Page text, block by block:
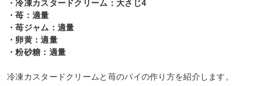
・冷凍カスタードクリーム：大さじ4
・苺：適量
・苺ジャム：適量
・卵黄：適量
・粉砂糖：適量
冷凍カスタードクリームと苺のパイの作り方を紹介します。